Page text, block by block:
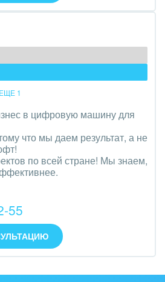
банки
ЕЩЕ 1
в цифровую машину для
что мы даем результат, а не
по всей стране! Мы знаем,
55